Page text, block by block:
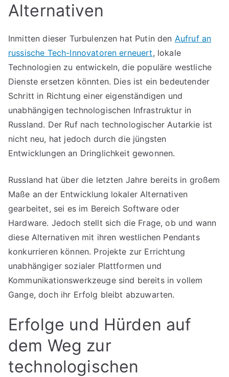
Alternativen
Inmitten dieser Turbulenzen hat Putin den Aufruf an
russische Tech-Innovatoren erneuert, lokale
Technologien zu entwickeln, die populäre westliche
Dienste ersetzen könnten. Dies ist ein bedeutender
Schritt in Richtung einer eigenständigen und
unabhängigen technologischen Infrastruktur in
Russland. Der Ruf nach technologischer Autarkie ist
nicht neu, hat jedoch durch die jüngsten
Entwicklungen an Dringlichkeit gewonnen.
Russland hat über die letzten Jahre bereits in großem
Maße an der Entwicklung lokaler Alternativen
gearbeitet, sei es im Bereich Software oder
Hardware. Jedoch stellt sich die Frage, ob und wann
diese Alternativen mit ihren westlichen Pendants
konkurrieren können. Projekte zur Errichtung
unabhängiger sozialer Plattformen und
Kommunikationswerkzeuge sind bereits in vollem
Gange, doch ihr Erfolg bleibt abzuwarten.
Erfolge und Hürden auf
dem Weg zur
technologischen